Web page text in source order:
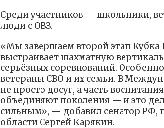
Среди участников — школьники,
люди с ОВЗ.
«Мы завершаем второй этап
выстраивает шахматную
серьёзных соревнований.
ветераны СВО и их семьи. В
не просто досуг, а часть
объединяют поколения — и это
сильным», — добавил сенатор РФ,
области Сергей Карякин.